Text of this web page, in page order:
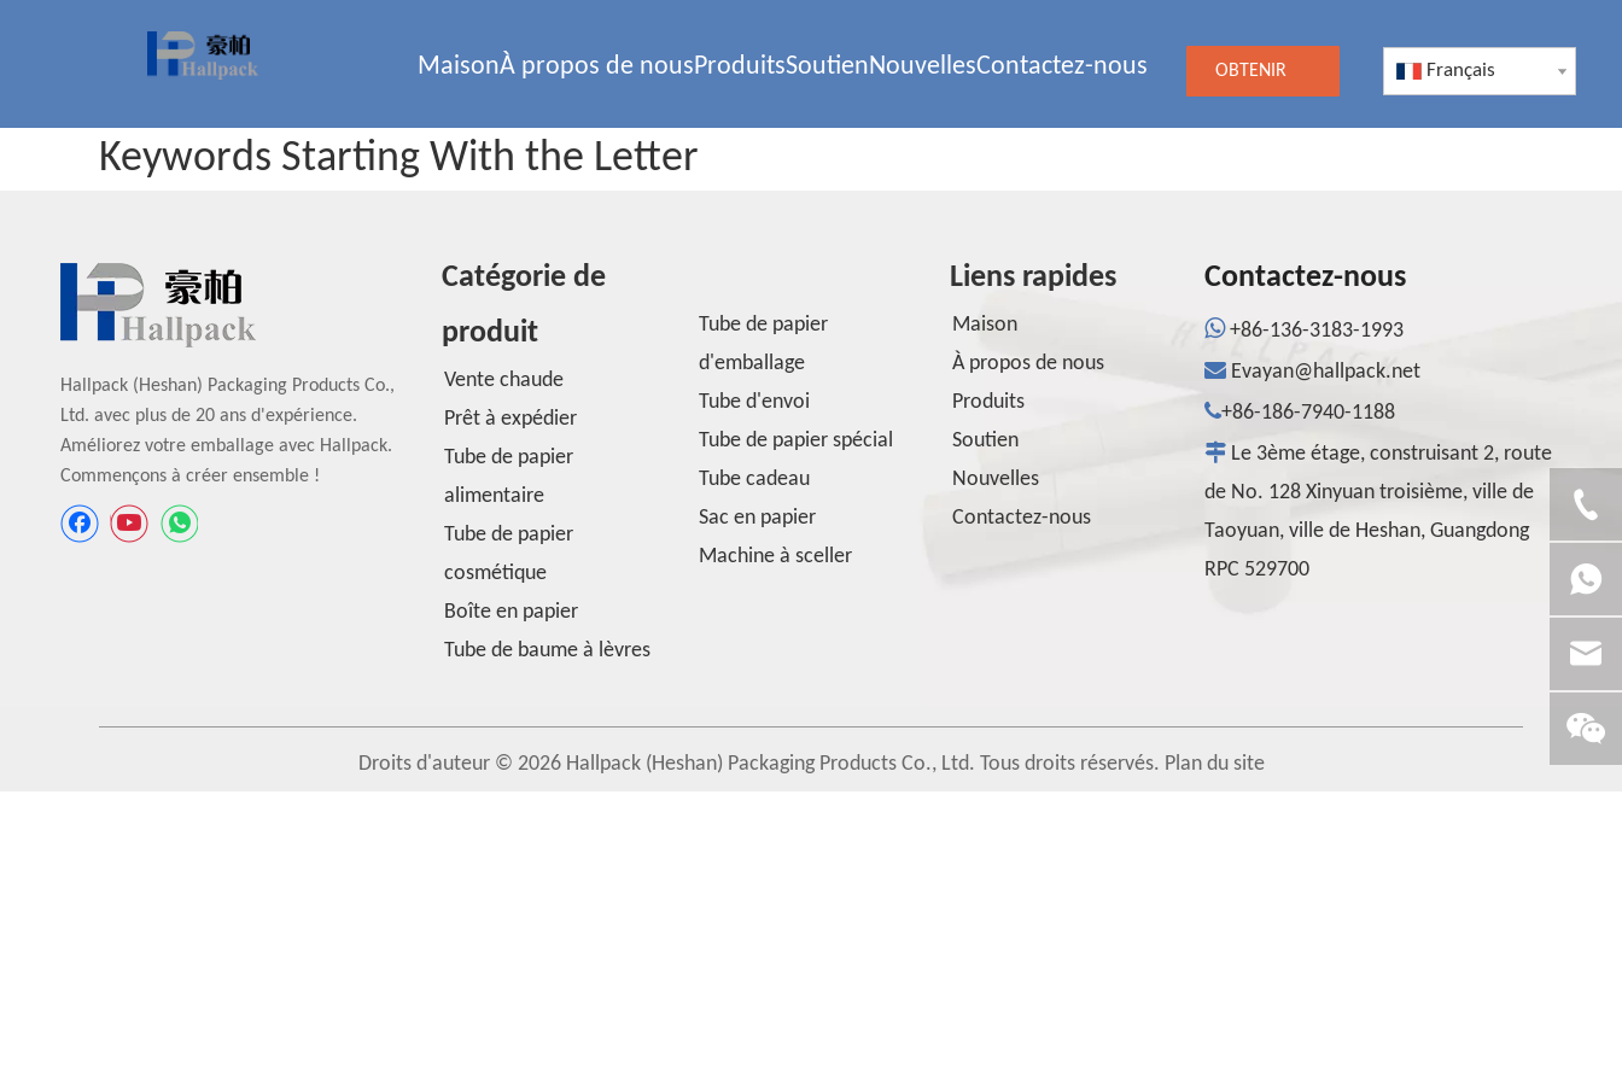
MaisonÀ propos de nousProduitsSoutienNouvellesContactez-nous OBTENIR Français
Keywords Starting With the Letter
Hallpack (Heshan) Packaging Products Co.,
Ltd. avec plus de 20 ans d'expérience.
Améliorez votre emballage avec Hallpack.
Commençons à créer ensemble !
Catégorie de
produit
Vente chaude
Prêt à expédier
Tube de papier
alimentaire
Tube de papier
cosmétique
Boîte en papier
Tube de baume à lèvres
Tube de papier
d'emballage
Tube d'envoi
Tube de papier spécial
Tube cadeau
Sac en papier
Machine à sceller
Liens rapides
Maison
À propos de nous
Produits
Soutien
Nouvelles
Contactez-nous
Contactez-nous
 +86-136-3183-1993
 Evayan@hallpack.net
+86-186-7940-1188
Le 3ème étage, construisant 2, route
de No. 128 Xinyuan troisième, ville de
Taoyuan, ville de Heshan, Guangdong
RPC 529700
Droits d'auteur © 2026Hallpack (Heshan) Packaging Products Co., Ltd. Tous droits réservés. Plan du site